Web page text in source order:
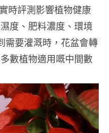
時評測影響植物健康
度、肥料濃度、環境
需要灌溉時，花盆會轉
數植物適用嘅中間數